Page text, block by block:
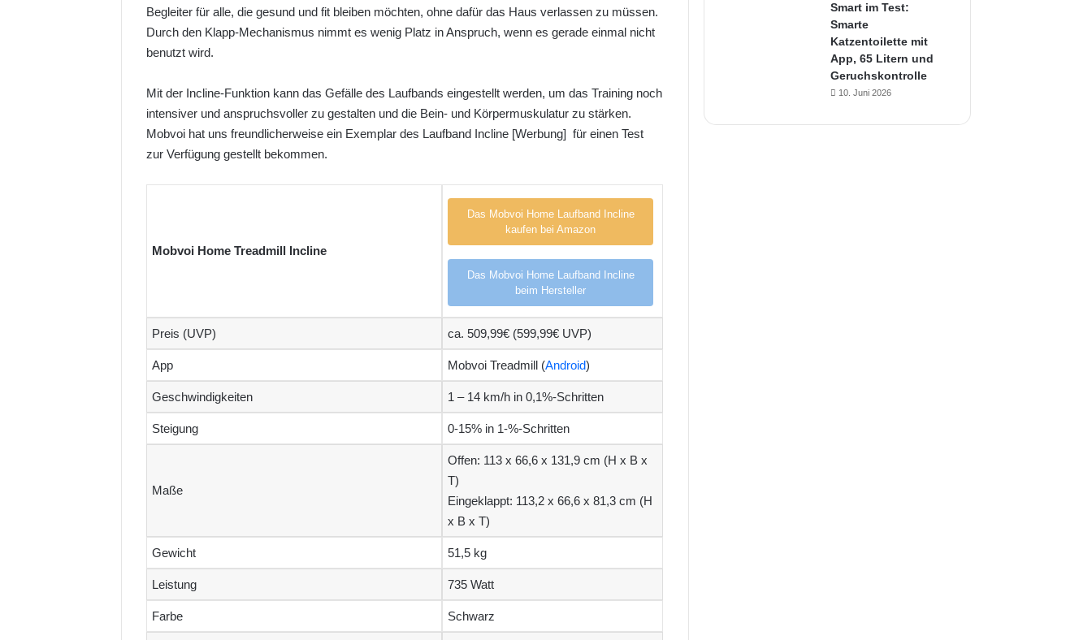
Begleiter für alle, die gesund und fit bleiben möchten, ohne dafür das Haus verlassen zu müssen.
Durch den Klapp-Mechanismus nimmt es wenig Platz in Anspruch, wenn es gerade einmal nicht
benutzt wird.
Mit der Incline-Funktion kann das Gefälle des Laufbands eingestellt werden, um das Training noch
intensiver und anspruchsvoller zu gestalten und die Bein- und Körpermuskulatur zu stärken.
Mobvoi hat uns freundlicherweise ein Exemplar des Laufband Incline [Werbung] für einen Test
zur Verfügung gestellt bekommen.
Mobvoi Home Treadmill Incline
Das Mobvoi Home Laufband Incline
kaufen bei Amazon
Das Mobvoi Home Laufband Incline
beim Hersteller
Preis (UVP) ca. 509,99€ (599,99€ UVP)
App Mobvoi Treadmill (Android)
Geschwindigkeiten 1 – 14 km/h in 0,1%-Schritten
Steigung 0-15% in 1-%-Schritten
Maße
Offen: 113 x 66,6 x 131,9 cm (H x B x
T)
Eingeklappt: 113,2 x 66,6 x 81,3 cm (H
x B x T)
Gewicht 51,5 kg
Leistung 735 Watt
Farbe Schwarz
Smart im Test:
Smarte
Katzentoilette mit
App, 65 Litern und
Geruchskontrolle
10. Juni 2026